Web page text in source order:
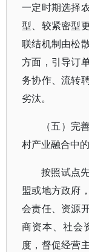
一定时期选择
型、较紧密型
联结机制由松
方面，引导订
务协作、流转
劣汰。
（五）完
村产业融合中
按照试点
盟或地方政府
会责任、资源
商资本、社会
度，督促经营